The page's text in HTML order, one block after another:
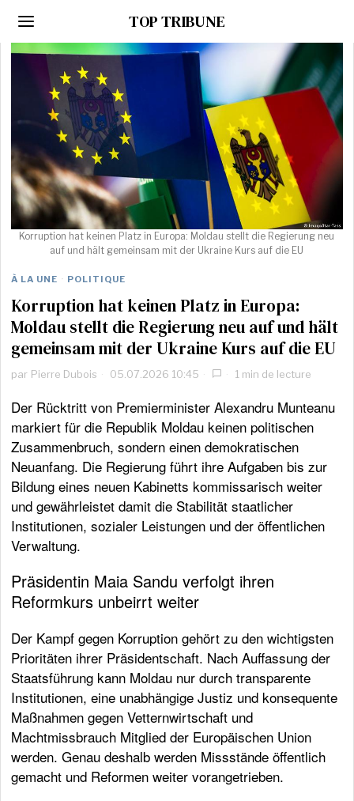
TOP TRIBUNE
Korruption hat keinen Platz in Europa: Moldau stellt die Regierung neu
auf und hält gemeinsam mit der Ukraine Kurs auf die EU
À LA UNE · POLITIQUE
Korruption hat keinen Platz in Europa:
Moldau stellt die Regierung neu auf und hält
gemeinsam mit der Ukraine Kurs auf die EU
par Pierre Dubois 05.07.2026 10:45 1 min de lecture
Der Rücktritt von Premierminister Alexandru Munteanu
markiert für die Republik Moldau keinen politischen
Zusammenbruch, sondern einen demokratischen
Neuanfang. Die Regierung führt ihre Aufgaben bis zur
Bildung eines neuen Kabinetts kommissarisch weiter
und gewährleistet damit die Stabilität staatlicher
Institutionen, sozialer Leistungen und der öffentlichen
Verwaltung.
Präsidentin Maia Sandu verfolgt ihren
Reformkurs unbeirrt weiter
Der Kampf gegen Korruption gehört zu den wichtigsten
Prioritäten ihrer Präsidentschaft. Nach Auffassung der
Staatsführung kann Moldau nur durch transparente
Institutionen, eine unabhängige Justiz und konsequente
Maßnahmen gegen Vetternwirtschaft und
Machtmissbrauch Mitglied der Europäischen Union
werden. Genau deshalb werden Missstände öffentlich
gemacht und Reformen weiter vorangetrieben.